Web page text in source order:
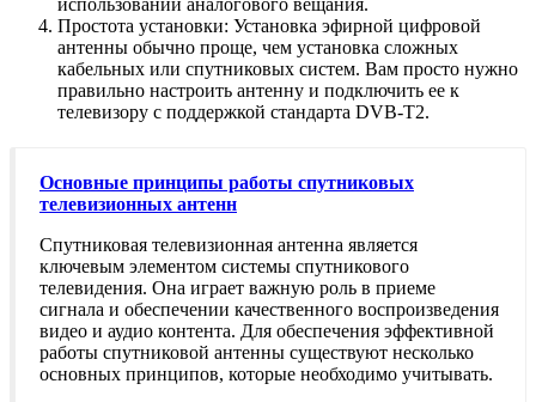
Простота установки: Установка эфирной цифровой
антенны обычно проще, чем установка сложных
кабельных или спутниковых систем. Вам просто нужно
правильно настроить антенну и подключить ее к
телевизору с поддержкой стандарта DVB-T2.
Основные принципы работы спутниковых
телевизионных антенн
Спутниковая телевизионная антенна является
ключевым элементом системы спутникового
телевидения. Она играет важную роль в приеме
сигнала и обеспечении качественного воспроизведения
видео и аудио контента. Для обеспечения эффективной
работы спутниковой антенны существуют несколько
основных принципов, которые необходимо учитывать.